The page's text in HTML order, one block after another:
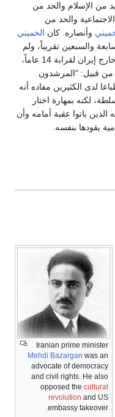
من الإسلام والحد من
والحد من
وأنصاره. كان الخميني
والسبعين تقريباً، ولم
يتسلم أي منصب رسمي قط، وكان منفياً خارج إيران لقرابة 14 عاماً،
قبيل: "المرشدون
لدى الكثيرين مفاده أنه
لكنه بمهارة اختار
الذين باتوا عقبة أمامه وأن
يقودها بنفسه.
Iranian prime minister
Mehdi Bazargan was an
advocate of democracy
and civil rights. He also
opposed the cultural
revolution and US
embassy takeover.